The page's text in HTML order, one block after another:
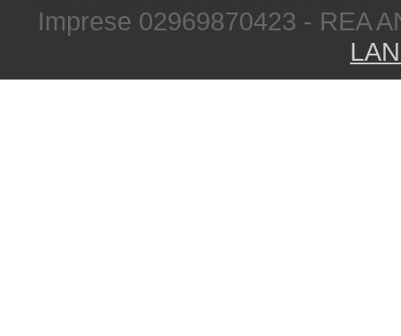
Imprese 02969870423 - REA